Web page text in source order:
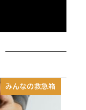
みんなの救急箱